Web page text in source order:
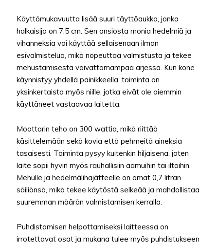
Käyttömukavuutta lisää suuri täyttöaukko, jonka
halkaisija on 7,5 cm. Sen ansiosta monia hedelmiä ja
vihanneksia voi käyttää sellaisenaan ilman
esivalmistelua, mikä nopeuttaa valmistusta ja tekee
mehustamisesta vaivattomampaa arjessa. Kun kone
käynnistyy yhdellä painikkeella, toiminta on
yksinkertaista myös niille, jotka eivät ole aiemmin
käyttäneet vastaavaa laitetta.
Moottorin teho on 300 wattia, mikä riittää
käsittelemään sekä kovia että pehmeitä aineksia
tasaisesti. Toiminta pysyy kuitenkin hiljaisena, joten
laite sopii hyvin myös rauhallisiin aamuihin tai iltoihin.
Mehulle ja hedelmälihajätteelle on omat 0,7 litran
säiliönsä, mikä tekee käytöstä selkeää ja mahdollistaa
suuremman määrän valmistamisen kerralla.
Puhdistamisen helpottamiseksi laitteessa on
irrotettavat osat ja mukana tulee myös puhdistukseen